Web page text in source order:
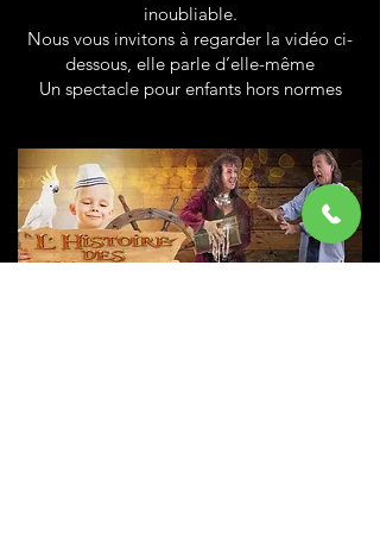
inoubliable.
Nous vous invitons à regarder la vidéo ci-
dessous, elle parle d’elle-même
Un spectacle pour enfants hors normes